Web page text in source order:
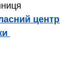
центр